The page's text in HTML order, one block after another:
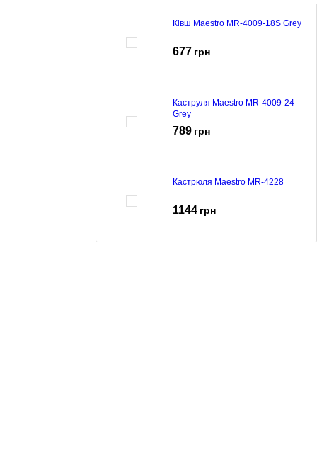
Ківш Maestro MR-4009-18S Grey
677 грн
Каструля Maestro MR-4009-24
Grey
789 грн
Кастрюля Maestro MR-4228
1144 грн